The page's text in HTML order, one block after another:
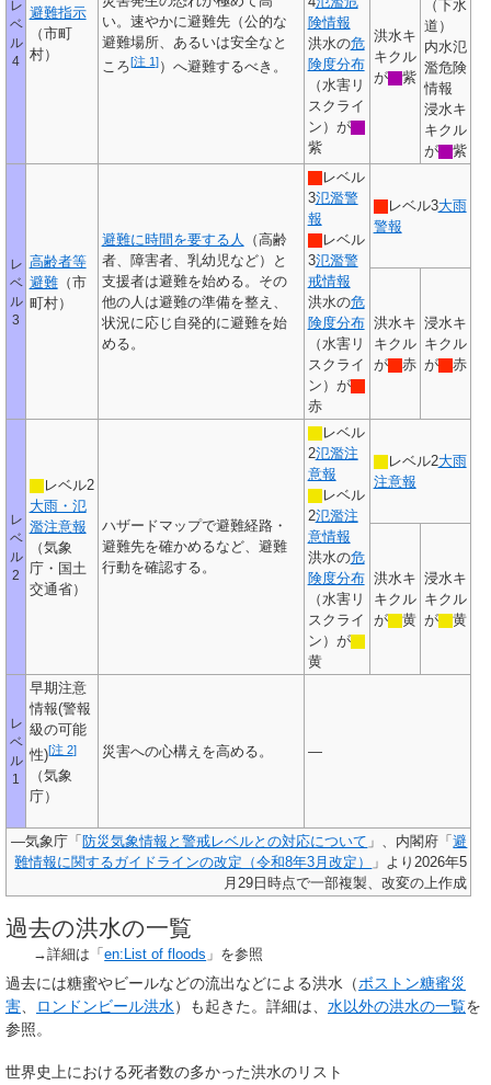
レ
ベ
ル
4
避難指示
（市町
村）
い。速やかに避難先（公的な
避難場所、あるいは安全なと
ころ[注 1 ]）へ避難するべき。
険情報
洪水の危
険度分布
（水害リ
スクライ
ン）が
紫
洪水キ
キクル
が
紫
（下水
道）
内水氾
濫危険
情報
浸水キ
キクル
が
紫
レ
ベ
ル
3
高齢者等
避難（市
町村）
避難に時間を要する人
（高齢
者、障害者、乳幼児など）と
支援者は避難を始める。その
他の人は避難の準備を整え、
状況に応じ自発的に避難を始
める。
レベル
3氾濫警
報
レベル
3氾濫警
戒情報
洪水の危
険度分布
（水害リ
スクライ
ン）が
赤
レベル3大雨
警報
洪水キ
キクル
が
赤
浸水キ
キクル
が
赤
レ
ベ
ル
2
レベル2
大雨・氾
濫注意報
（気象
庁・国土
交通省）
ハザードマップで避難経路・
避難先を確かめるなど、避難
行動を確認する。
レベル
2氾濫注
意報
レベル
2氾濫注
意情報
洪水の危
険度分布
（水害リ
スクライ
ン）が
黄
レベル2大雨
注意報
洪水キ
キクル
が
黄
浸水キ
キクル
が
黄
レ
ベ
ル
1
早期注意
情報(警報
級の可能
性)[注 2]
（気象
庁）
災害への心構えを高める。 ―
―気象庁「 防災気象情報と警戒レベルとの対応について 」、内閣府「避
難情報に関するガイドラインの改定（令和8年3月改定）
」より2026年5
月29日時点で一部複製、改変の上作成
過去の洪水の一覧
→詳細は「en:List of floods 」を参照
過去には糖蜜やビールなどの流出などによる洪水（ボストン糖蜜災
害
ロンドンビール洪水）も起きた。詳細は、 水以外の洪水の一覧を
参照。
世界史上における死者数の多かった洪水のリスト